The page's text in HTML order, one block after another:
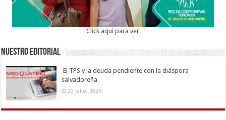
Click aqui para ver
Nuestro Editorial
El TPS y la deuda pendiente con la diáspora
salvadoreña
20 julio, 2026